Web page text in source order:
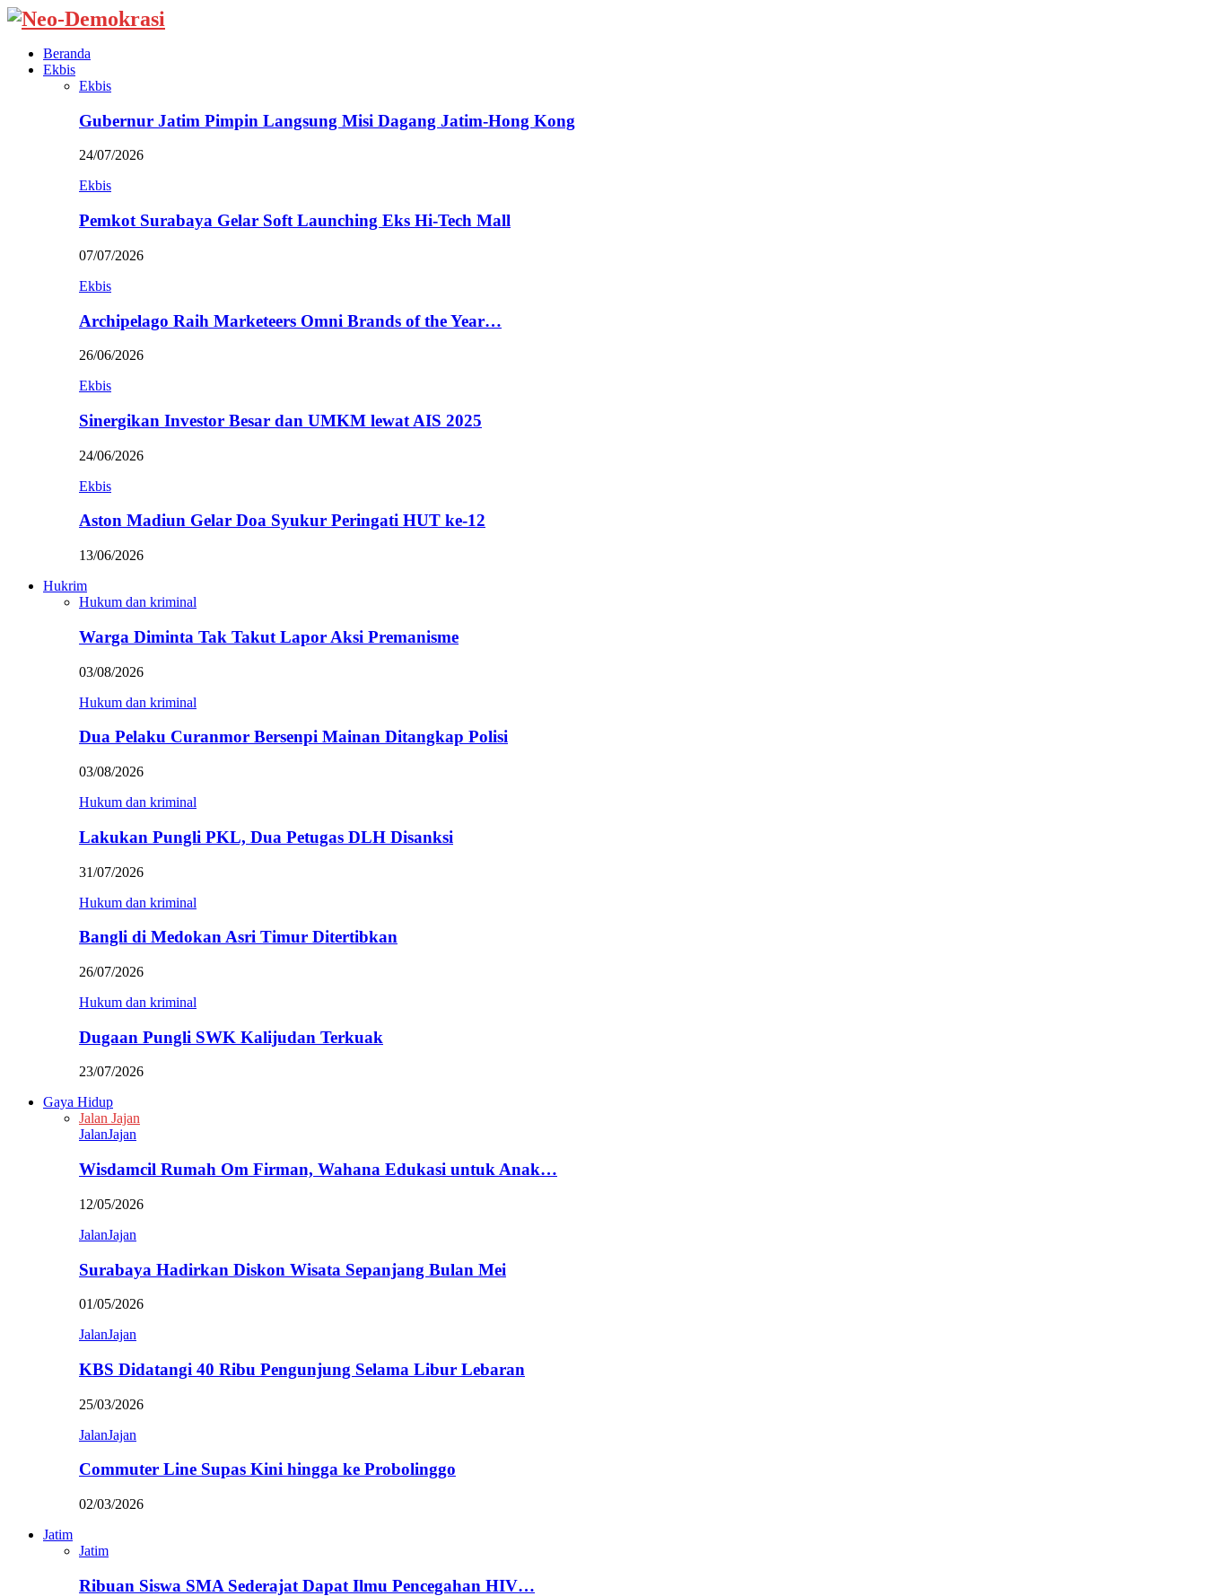
Beranda
Ekbis
Ekbis
Gubernur Jatim Pimpin Langsung Misi Dagang Jatim-Hong Kong
24/07/2026
Ekbis
Pemkot Surabaya Gelar Soft Launching Eks Hi-Tech Mall
07/07/2026
Ekbis
Archipelago Raih Marketeers Omni Brands of the Year…
26/06/2026
Ekbis
Sinergikan Investor Besar dan UMKM lewat AIS 2025
24/06/2026
Ekbis
Aston Madiun Gelar Doa Syukur Peringati HUT ke-12
13/06/2026
Hukrim
Hukum dan kriminal
Warga Diminta Tak Takut Lapor Aksi Premanisme
03/08/2026
Hukum dan kriminal
Dua Pelaku Curanmor Bersenpi Mainan Ditangkap Polisi
03/08/2026
Hukum dan kriminal
Lakukan Pungli PKL, Dua Petugas DLH Disanksi
31/07/2026
Hukum dan kriminal
Bangli di Medokan Asri Timur Ditertibkan
26/07/2026
Hukum dan kriminal
Dugaan Pungli SWK Kalijudan Terkuak
23/07/2026
Gaya Hidup
Jalan Jajan
JalanJajan
Wisdamcil Rumah Om Firman, Wahana Edukasi untuk Anak…
12/05/2026
JalanJajan
Surabaya Hadirkan Diskon Wisata Sepanjang Bulan Mei
01/05/2026
JalanJajan
KBS Didatangi 40 Ribu Pengunjung Selama Libur Lebaran
25/03/2026
JalanJajan
Commuter Line Supas Kini hingga ke Probolinggo
02/03/2026
Jatim
Jatim
Ribuan Siswa SMA Sederajat Dapat Ilmu Pencegahan HIV…